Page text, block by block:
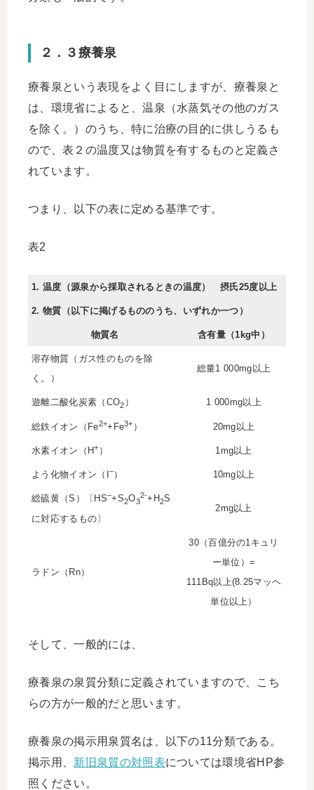
２．３療養泉
療養泉という表現をよく目にしますが、療養泉と
は、環境省によると、温泉（水蒸気その他のガス
を除く。）のうち、特に治療の目的に供しうるも
ので、表２の温度又は物質を有するものと定義さ
れています。
つまり、以下の表に定める基準です。
表2
1. 温度（源泉から採取されるときの温度） 摂氏25度以上
2. 物質（以下に掲げるもののうち、いずれか一つ）
物質名 含有量（1kg中）
溶存物質（ガス性のものを除
く。）
総量1 000mg以上
遊離二酸化炭素（CO2 ） 1 000mg以上
総鉄イオン（Fe2++Fe3+ ） 20mg以上
水素イオン（H+ ） 1mg以上
よう化物イオン（I –） 10mg以上
総硫黄（S）〔HS–+S2O3
2-+H2S
に対応するもの〕
2mg以上
ラドン（Rn）
30（百億分の1キュリ
ー単位）=
111Bq以上(8.25マッヘ
単位以上）
そして、一般的には、
療養泉の泉質分類に定義されていますので、こち
らの方が一般的だと思います。
療養泉の掲示用泉質名は、以下の11分類である。
掲示用、 新旧泉質の対照表については環境省HP参
照ください。